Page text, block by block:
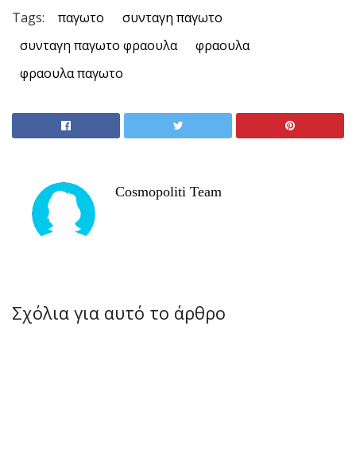
Tags: παγωτο
συνταγη παγωτο
συνταγη παγωτο φραουλα
φραουλα
φραουλα παγωτο
Cosmopoliti Team
Σχόλια για αυτό το άρθρο